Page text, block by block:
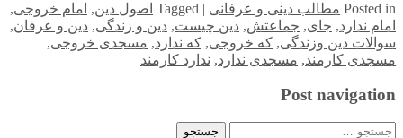
Posted in مطالب دینی و عرفانی |
Tagged اصول دین, امام خروجی,
امام ندارد, جای, جماعتش, دین چیست, دین و زندگی, دین و عرفان,
سوالات دین وزندگی, که خروجی, که ندارد, مسجدی خروجی,
مسجدی کارمند, مسجدی ندارد, ندارد کارمند
Post navigation
جستجو